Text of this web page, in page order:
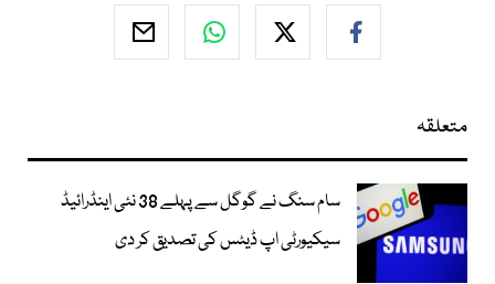
متعلقہ
سام سنگ نے گوگل سے پہلے 38 نئی اینڈرائیڈ
سیکیورٹی اپ ڈیٹس کی تصدیق کر دی